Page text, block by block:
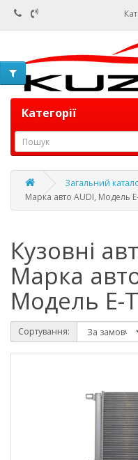
Категорії
Загальний
Марка авто AUDI, Модель
Кузовні
Марка
Модель E-
Сортування: